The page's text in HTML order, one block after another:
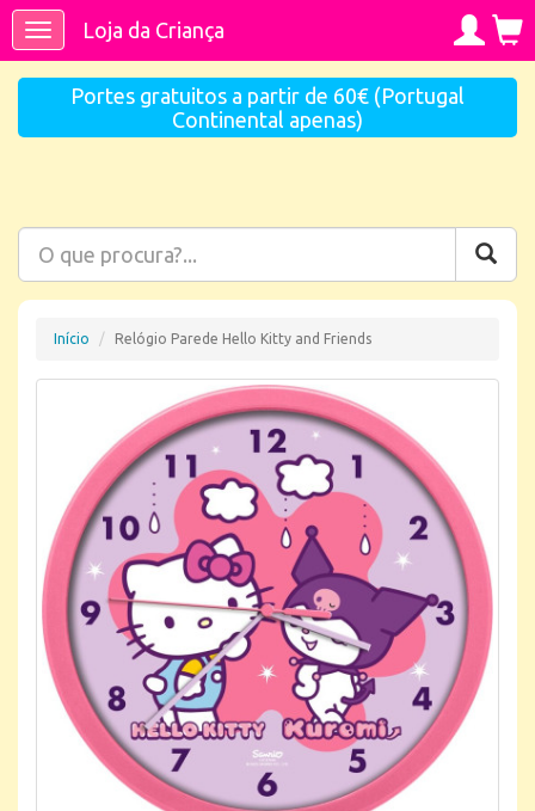
ToggleLoja da Criança
Portes gratuitos a partir de 60€ (Portugal
Continental apenas)
Início Relógio Parede Hello Kitty and Friends